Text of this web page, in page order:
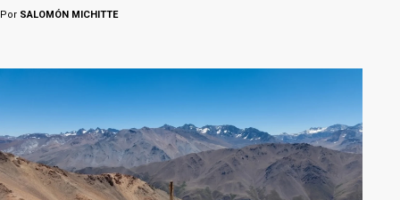
Por SALOMÓN MICHITTE